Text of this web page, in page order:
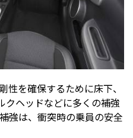
性を確保するために床下、
クヘッドなどに多くの補強
強は、衝突時の乗員の安全